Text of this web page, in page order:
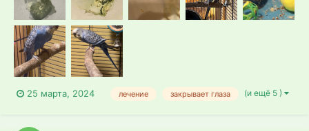
25 марта, 2024 лечение закрывает глаза (и ещё 5 )